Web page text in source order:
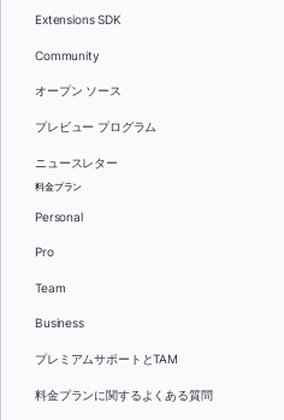
Extensions SDK
Community
オープン ソース
プレビュー プログラム
ニュースレター
料金プラン
Personal
Pro
Team
Business
プレミアムサポートとTAM
料金プランに関するよくある質問